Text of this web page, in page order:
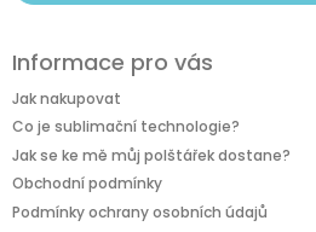
Informace pro vás
Jak nakupovat
Co je sublimační technologie?
Jak se ke mě můj polštářek dostane?
Obchodní podmínky
Podmínky ochrany osobních údajů